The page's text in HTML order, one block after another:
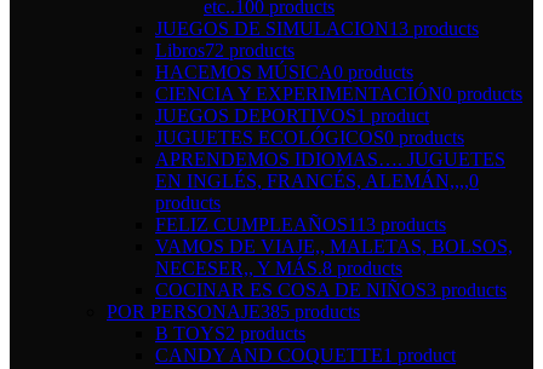
etc..100 products
JUEGOS DE SIMULACION13 products
Libros72 products
HACEMOS MÚSICA0 products
CIENCIA Y EXPERIMENTACIÓN0 products
JUEGOS DEPORTIVOS1 product
JUGUETES ECOLÓGICOS0 products
APRENDEMOS IDIOMAS…. JUGUETES
EN INGLÉS, FRANCÉS, ALEMÁN,,,,0
products
FELIZ CUMPLEAÑOS113 products
VAMOS DE VIAJE,, MALETAS, BOLSOS,
NECESER,, Y MÁS.8 products
COCINAR ES COSA DE NIÑOS3 products
POR PERSONAJE385 products
B TOYS2 products
CANDY AND COQUETTE1 product